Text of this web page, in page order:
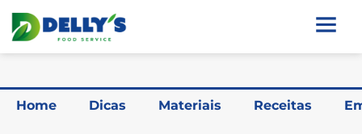
Home Dicas Materiais Receitas